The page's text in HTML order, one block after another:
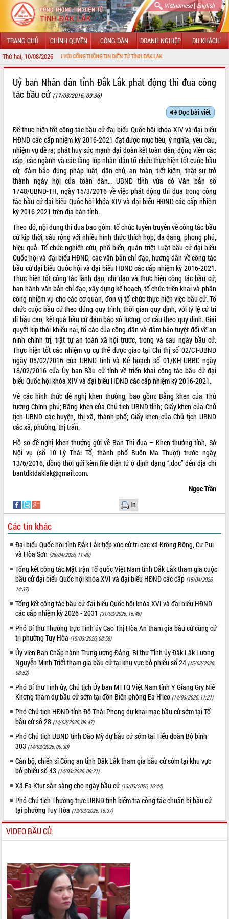
Vietnamese| English
TRANG CHỦ CHÍNH QUYỀN CÔNG DÂN DOANH NGHIỆP DU KHÁCH
Thứ hai, 10/08/2026
CHÀO MỪNG ĐẾN VỚI CỔNG THÔNG TIN ĐIỆN TỬ TỈNH ĐẮK LẮK
Uỷ ban Nhân dân tỉnh Đắk Lắk phát động thi đua công
tác bầu cử (17/03/2016, 09:36)
Đọc bài viết
Để thực hiện tốt công tác bầu cử đại biểu Quốc hội khóa XIV và đại biểu
HĐND các cấp nhiệm kỳ 2016-2021 đạt được mục tiêu, ý nghĩa, yêu cầu,
nhiệm vụ đề ra; phát huy sức mạnh đại đoàn kết toàn dân, động viên các
cấp, các ngành và các tầng lớp nhân dân tổ chức thực hiện tốt cuộc bầu
cử, đảm bảo đúng pháp luật, dân chủ, an toàn, tiết kiệm, thật sự trở
thành ngày hội của toàn dân… UBND tỉnh vừa có Văn bản số
1748/UBND-TH, ngày 15/3/2016 về việc phát động thi đua trong công
tác bầu cử đại biểu Quốc hội khóa XIV và đại biểu HĐND các cấp nhiệm
kỳ 2016-2021 trên địa bàn tỉnh.
Theo đó, nội dung thi đua bao gồm: tổ chức tuyên truyền về công tác bầu
cử kịp thời, sâu rộng với nhiều hình thức thích hợp, đa dạng, phong phú,
hiệu quả. Tổ chức nghiên cứu, phổ biến, quán triệt Luật bầu cử đại biểu
Quốc hội và đại biểu HĐND, các văn bản chỉ đạo, hướng dẫn về công tác
bầu cử đại biểu Quốc hội và đại biểu HĐND các cấp nhiệm kỳ 2016-2021.
Thực hiện tốt công tác lãnh đạo, chỉ đạo và thực hiện công tác bầu cử;
ban hành văn bản chỉ đạo, xây dựng kế hoạch, tổ chức triển khai và phân
công nhiệm vụ cho các cơ quan, đơn vị tổ chức thực hiện việc bầu cử. Tổ
chức cuộc bầu cử theo đúng quy trình, thời gian quy định, với tỷ lệ cử tri
đi bầu cao, kết quả bầu cử đảm bảo số lượng, cơ cấu theo quy định. Giải
quyết kịp thời khiếu nại, tố cáo của công dân và đảm bảo tuyệt đối về an
ninh chính trị, trật tự an toàn xã hội trước, trong và sau ngày bầu cử.
Thực hiện tốt các nhiệm vụ cụ thể được giao tại Chỉ thị số 02/CT-UBND
ngày 05/02/2016 của UBND tỉnh và Kế hoạch số 01/KH-UBBC ngày
18/02/2016 của Ủy ban Bầu cử tỉnh về triển khai công tác bầu cử đại
biểu Quốc hội khóa XIV và đại biểu HĐND các cấp nhiệm kỳ 2016-2021.
Về các hình thức đề nghị khen thưởng, bao gồm: Bằng khen của Thủ
tướng Chính phủ; Bằng khen của Chủ tịch UBND tỉnh; Giấy khen của Chủ
tịch UBND các huyện, thị xã, thành phố; Giấy khen của Chủ tịch UBND
các xã, phường, thị trấn.
Hồ sơ đề nghị khen thưởng gửi về Ban Thi đua – Khen thưởng tỉnh, Sở
Nội vụ (số 10 Lý Thái Tổ, thành phố Buôn Ma Thuột) trước ngày
13/6/2016, đồng thời gửi kèm file điện tử ở định dạng “.doc” đến địa chỉ
bantdktdaklak@gmail.com.
Ngọc Trần
In
Các tin khác
Đại biểu Quốc hội tỉnh Đắk Lắk tiếp xúc cử tri các xã Krông Bông, Cư Pui
và Hòa Sơn (28/04/2026, 11:49)
Tổng kết công tác Mặt trận Tổ quốc Việt Nam tỉnh Đắk Lắk tham gia cuộc
bầu cử đại biểu Quốc hội khóa XVI và đại biểu HĐND các cấp (15/04/2026,
14:37)
Tổng kết công tác bầu cử đại biểu Quốc hội khóa XVI và đại biểu HĐND
các cấp nhiệm kỳ 2026 - 2031 (31/03/2026, 16:48)
Phó Bí thư Thường trực Tỉnh ủy Cao Thị Hòa An tham gia bầu cử cùng cử
tri phường Tuy Hòa (15/03/2026, 08:58)
Ủy viên Ban Chấp hành Trung ương Đảng, Bí thư Tỉnh ủy Đắk Lắk Lương
Nguyễn Minh Triết tham gia bầu cử tại khu vực bỏ phiếu số 24 (15/03/2026,
08:52)
Phó Bí thư Tỉnh ủy, Chủ tịch Ủy ban MTTQ Việt Nam tỉnh Y Giang Gry Niê
Knơng tham dự bầu cử sớm tại đồn Biên phòng Ea H’leo (14/03/2026, 11:21)
Phó Chủ tịch HĐND tỉnh Đỗ Thái Phong dự khai mạc bầu cử sớm tại Tổ
bầu cử số 28 (14/03/2026, 09:47)
Phó Chủ tịch UBND tỉnh Đào Mỹ dự bầu cử sớm tại Tiểu đoàn Bộ binh
303 (14/03/2026, 09:30)
Cán bộ, chiến sĩ Công an tỉnh Đắk Lắk tham gia bầu cử sớm tại khu vực
bỏ phiếu số 43 (14/03/2026, 09:21)
Xã Ea Ktur sẵn sàng cho ngày bầu cử (13/03/2026, 16:44)
Phó Chủ tịch Thường trực UBND tỉnh kiểm tra công tác chuẩn bị bầu cử
tại phường Tuy Hòa (13/03/2026, 16:37)
VIDEO BẦU CỬ